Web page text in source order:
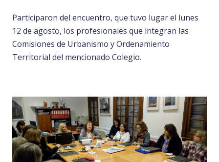
Participaron del encuentro, que tuvo lugar el lunes
12 de agosto, los profesionales que integran las
Comisiones de Urbanismo y Ordenamiento
Territorial del mencionado Colegio.